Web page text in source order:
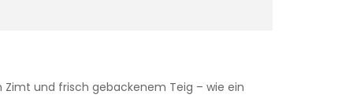
und frisch gebackenem Teig – wie ein